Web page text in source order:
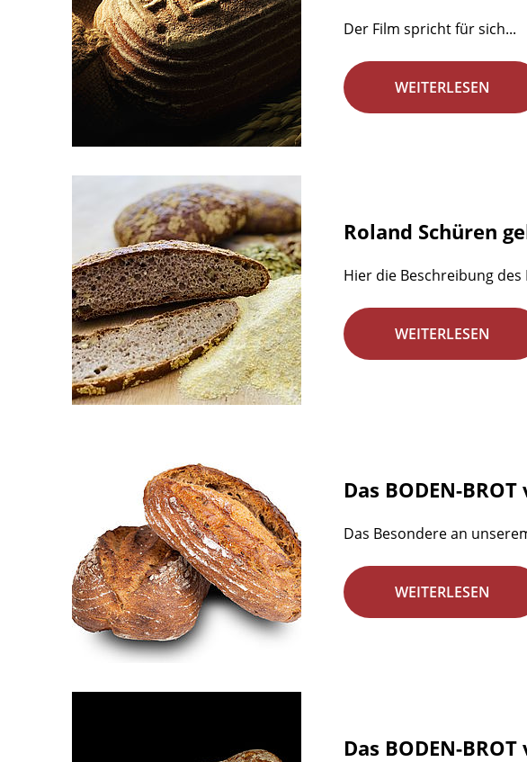
Der Film spricht für sich...
WEITERLESEN
Roland Schüren
Hier die Beschreibung des
WEITERLESEN
Das BODEN-
Das Besondere an
WEITERLESEN
Das BODEN-